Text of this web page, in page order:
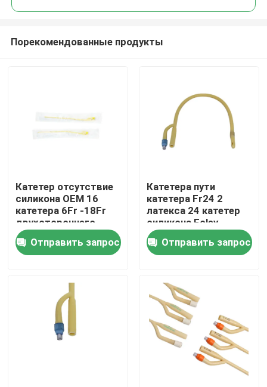
Продукция
О Компании
контроль качества
Порекомендованные продукты
Катетер отсутствие
силикона OEM 16
катетера 6Fr -18Fr
двухстороннего
Foley
Отправить запрос
Катетера пути
катетера Fr24 2
латекса 24 катетер
силикона Foley
французского
медицинский
Отправить запрос